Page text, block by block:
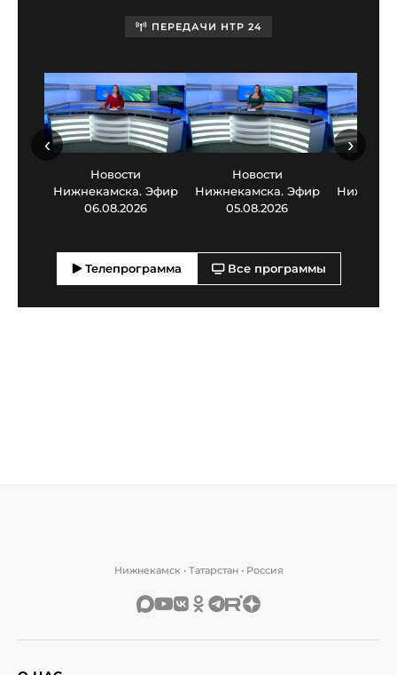
ПЕРЕДАЧИ НТР 24
Новости
Нижнекамска. Эфир
06.08.2026
Новости
Нижнекамска. Эфир
05.08.2026
‹ ›
Телепрограмма Все программы
Нижнекамск • Татарстан • Россия